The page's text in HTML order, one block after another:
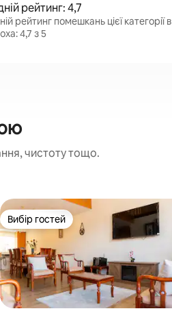
рейтинг: 4,7
рейтинг помешкань цієї категорії в
4,7 з 5
чистоту тощо.
Вибір гостей
Вибір гостей